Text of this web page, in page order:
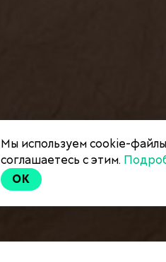
Мы используем cookie-
соглашаетесь с этим.
OK